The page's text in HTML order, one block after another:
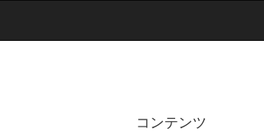
コンテンツ